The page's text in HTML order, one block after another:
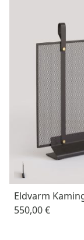
Eldvarm
550,00 €